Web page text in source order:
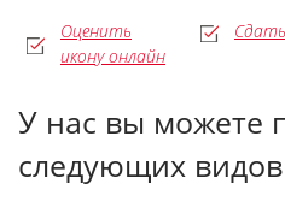
Оценить
икону онлайн
У нас вы можете
следующих видов